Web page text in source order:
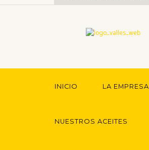
INICIO LA EMPRESA
NUESTROS ACEITES